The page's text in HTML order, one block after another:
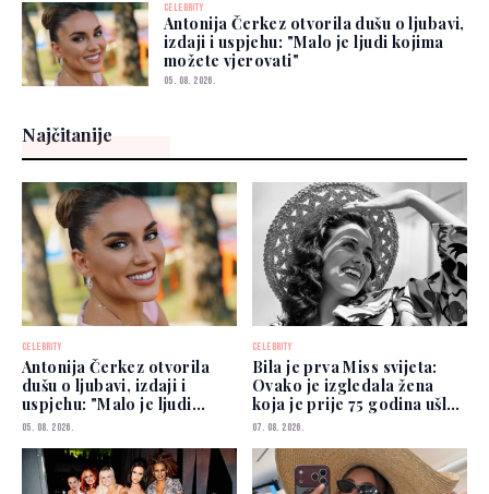
CELEBRITY
Antonija Čerkez otvorila dušu o ljubavi,
izdaji i uspjehu: "Malo je ljudi kojima
možete vjerovati"
05. 08. 2026.
Najčitanije
CELEBRITY
Antonija Čerkez otvorila
dušu o ljubavi, izdaji i
uspjehu: "Malo je ljudi
kojima možete vjerovati"
05. 08. 2026.
CELEBRITY
Bila je prva Miss svijeta:
Ovako je izgledala žena
koja je prije 75 godina ušla
u historiju
07. 08. 2026.